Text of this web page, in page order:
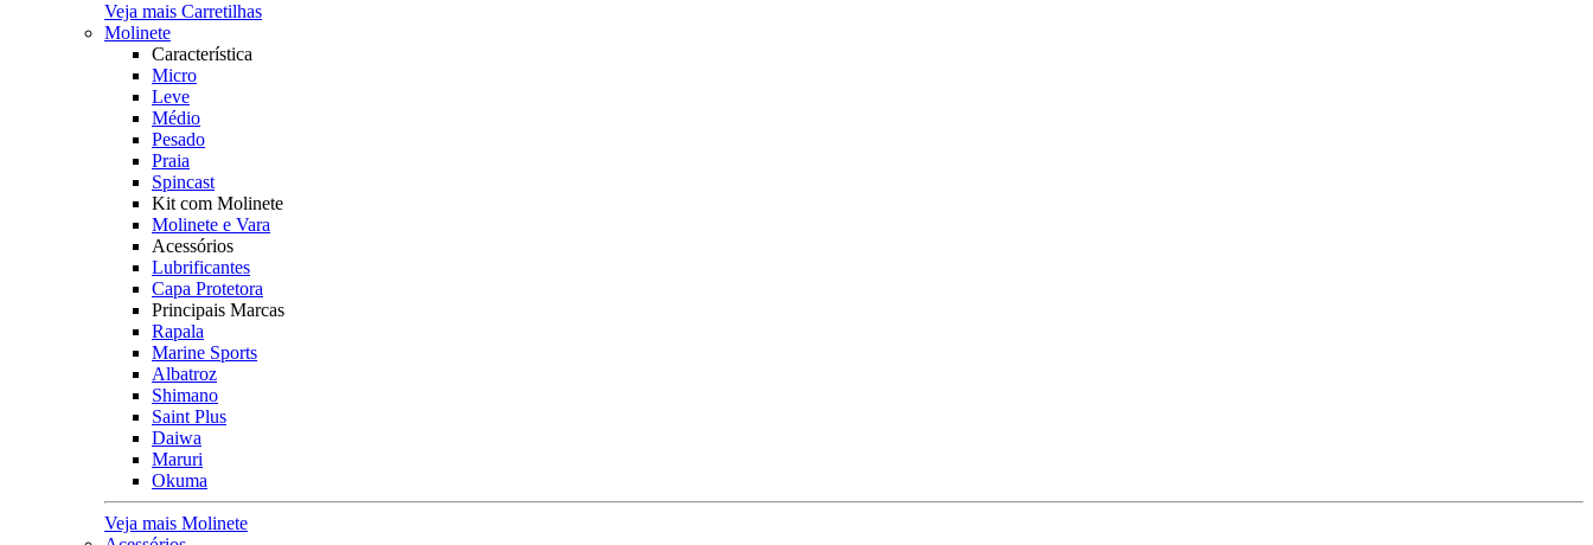
Veja mais Carretilhas
Molinete
Característica
Micro
Leve
Médio
Pesado
Praia
Spincast
Kit com Molinete
Molinete e Vara
Acessórios
Lubrificantes
Capa Protetora
Principais Marcas
Rapala
Marine Sports
Albatroz
Shimano
Saint Plus
Daiwa
Maruri
Okuma
Veja mais Molinete